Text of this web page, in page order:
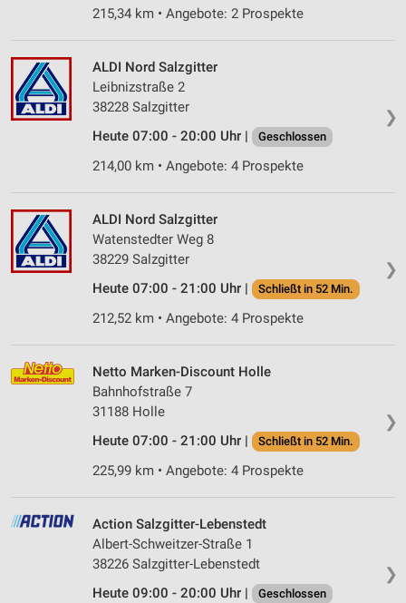
215,34 km • Angebote: 2 Prospekte
❯
ALDI Nord Salzgitter
Leibnizstraße 2
38228 Salzgitter
Heute 07:00 - 20:00 Uhr |
Geschlossen
214,00 km • Angebote: 4 Prospekte
❯
ALDI Nord Salzgitter
Watenstedter Weg 8
38229 Salzgitter
Heute 07:00 - 21:00 Uhr |
Schließt in 52 Min.
212,52 km • Angebote: 4 Prospekte
❯
Netto Marken-Discount Holle
Bahnhofstraße 7
31188 Holle
Heute 07:00 - 21:00 Uhr |
Schließt in 52 Min.
225,99 km • Angebote: 4 Prospekte
❯
Action Salzgitter-Lebenstedt
Albert-Schweitzer-Straße 1
38226 Salzgitter-Lebenstedt
Heute 09:00 - 20:00 Uhr |
Geschlossen